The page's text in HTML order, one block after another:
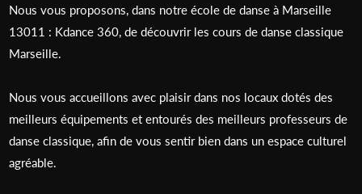
Nous vous proposons, dans notre école de danse à Marseille
13011 : Kdance 360, de découvrir les cours de danse classique
Marseille.
Nous vous accueillons avec plaisir dans nos locaux dotés des
meilleurs équipements et entourés des meilleurs professeurs de
danse classique, afin de vous sentir bien dans un espace culturel
agréable.